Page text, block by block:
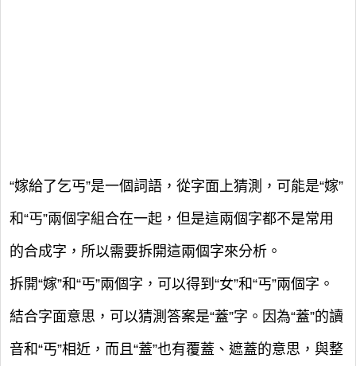
“嫁給了乞丐”是一個詞語，從字面上猜測，可能是“嫁”
和“丐”兩個字組合在一起，但是這兩個字都不是常用
的合成字，所以需要拆開這兩個字來分析。
拆開“嫁”和“丐”兩個字，可以得到“女”和“丐”兩個字。
結合字面意思，可以猜測答案是“蓋”字。因為“蓋”的讀
音和“丐”相近，而且“蓋”也有覆蓋、遮蓋的意思，與整